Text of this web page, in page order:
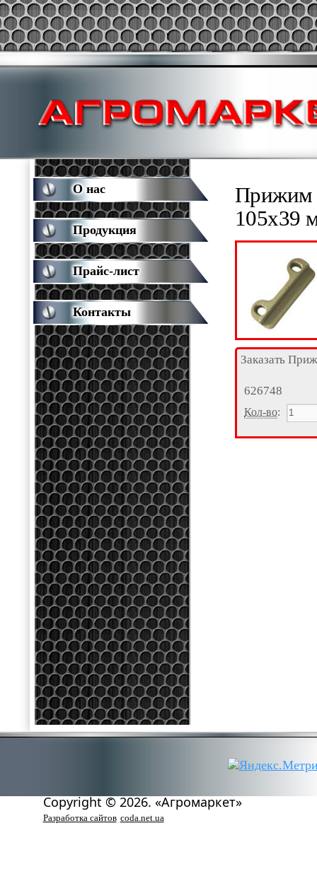
Прижим
105х39
Заказать
626748
Кол-во:
О нас
Продукция
Прайс-лист
Контакты
Copyright © 2026. «Агромаркет»
Разработка сайтов coda.net.ua